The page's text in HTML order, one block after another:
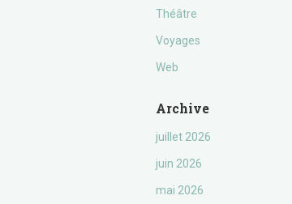
Théâtre
Voyages
Web
Archive
juillet 2026
juin 2026
mai 2026